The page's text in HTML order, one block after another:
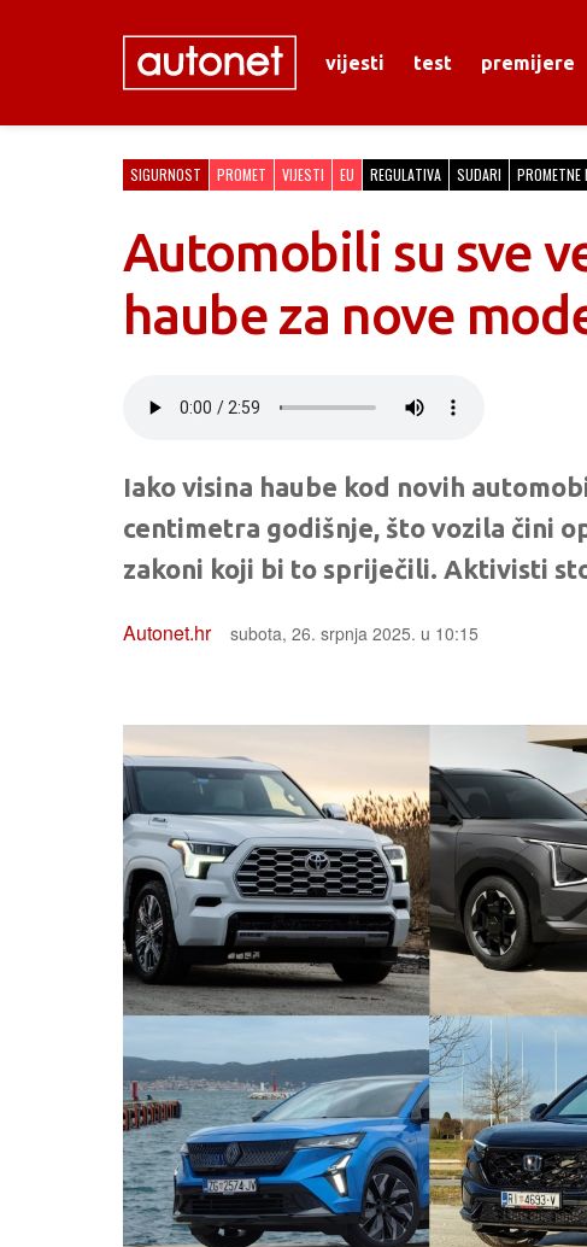
vijesti test premijere
SIGURNOST PROMET VIJESTI EU REGULATIVA SUDARI PROMETNE
Automobili su sve
haube za nove
Iako visina haube kod novih
centimetra godišnje, što vozila čini
zakoni koji bi to spriječili. Aktivisti
Autonet.hr subota, 26. srpnja 2025. u 10:15